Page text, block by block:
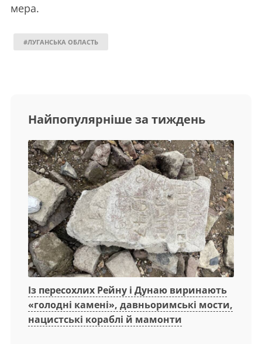
мера.
#ЛУГАНСЬКА ОБЛАСТЬ
Найпопулярніше за тиждень
Із пересохлих Рейну і Дунаю виринають
«голодні камені», давньоримські мости,
нацистські кораблі й мамонти